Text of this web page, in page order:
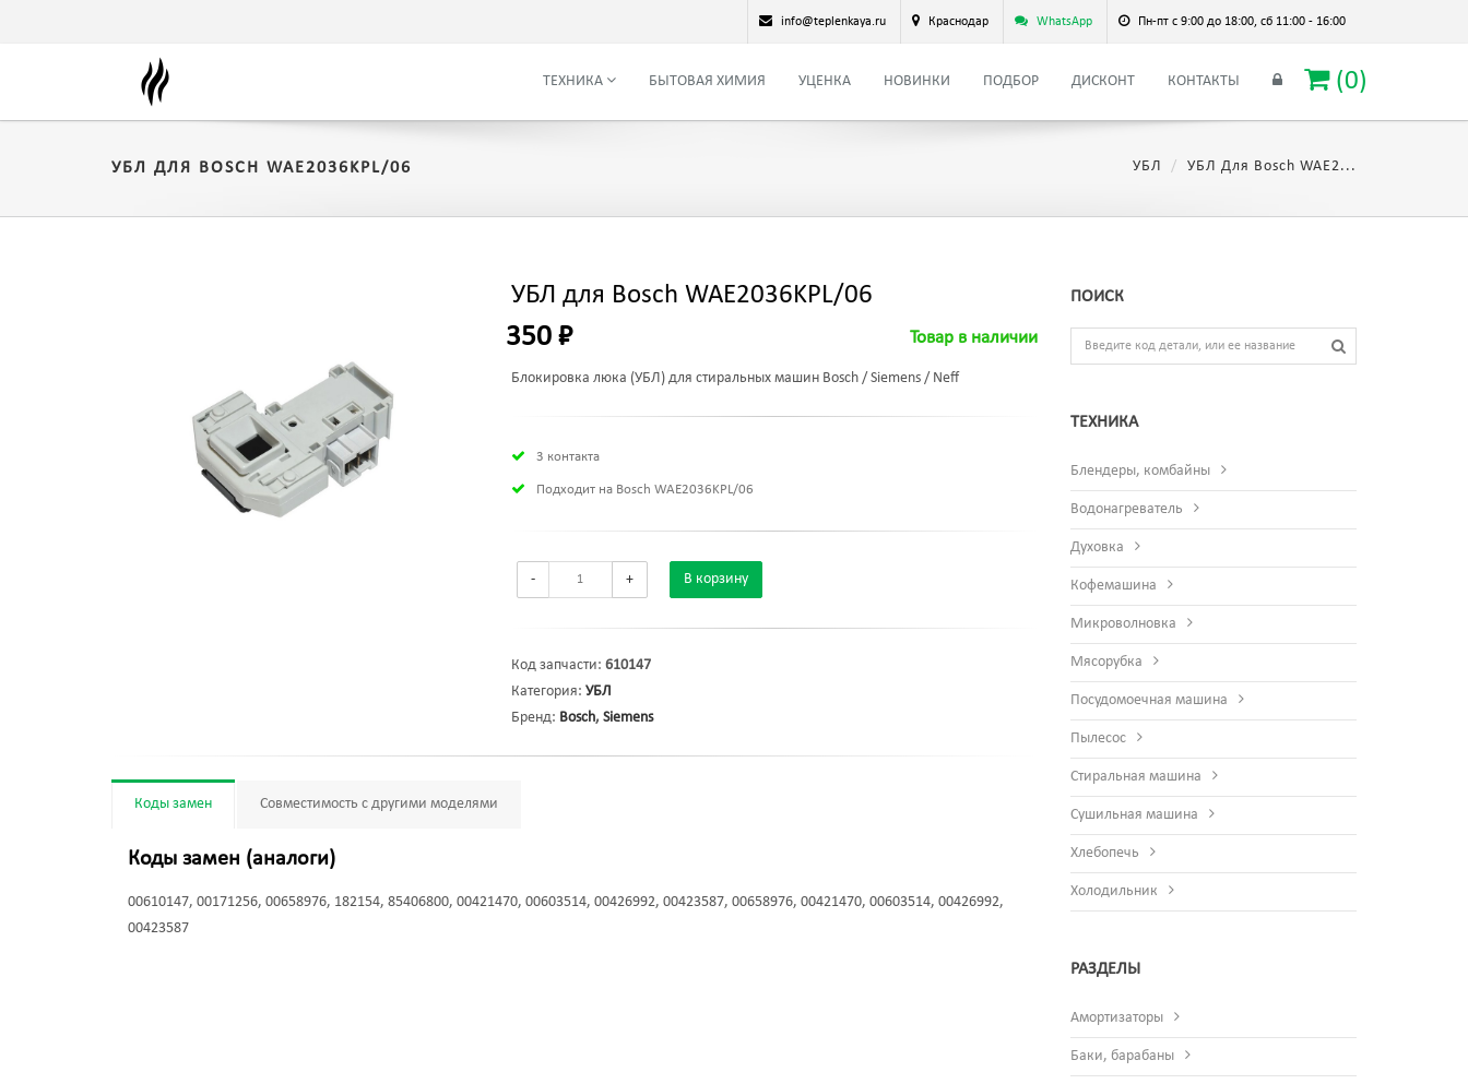
info@teplenkaya.ru Краснодар WhatsApp Пн-пт с 9:00 до 18:00, сб 11:00 - 16:00
ТЕХНИКА БЫТОВАЯ ХИМИЯ УЦЕНКА НОВИНКИ ПОДБОР ДИСКОНТ КОНТАКТЫ (0)
УБЛ ДЛЯ BOSCH WAE2036KPL/06 УБЛ УБЛ Для Bosch WAE2...
УБЛ для Bosch WAE2036KPL/06
350 ₽ Товар в наличии
Блокировка люка (УБЛ) для стиральных машин Bosch / Siemens / Neff
3 контакта
Подходит на Bosch WAE2036KPL/06
- + В корзину
Код запчасти: 610147
Категория: УБЛ
Бренд: Bosch, Siemens
Коды замен Совместимость с другими моделями
Коды замен (аналоги)
00610147, 00171256, 00658976, 182154, 85406800, 00421470, 00603514, 00426992, 00423587, 00658976, 00421470, 00603514, 00426992,
00423587
ПОИСК
ТЕХНИКА
Блендеры, комбайны
Водонагреватель
Духовка
Кофемашина
Микроволновка
Мясорубка
Посудомоечная машина
Пылесос
Стиральная машина
Сушильная машина
Хлебопечь
Холодильник
РАЗДЕЛЫ
Амортизаторы
Баки, барабаны